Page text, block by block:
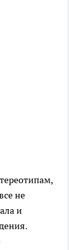
не
и